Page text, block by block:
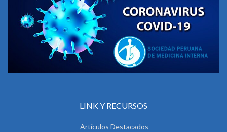
LINK Y RECURSOS
Artículos Destacados